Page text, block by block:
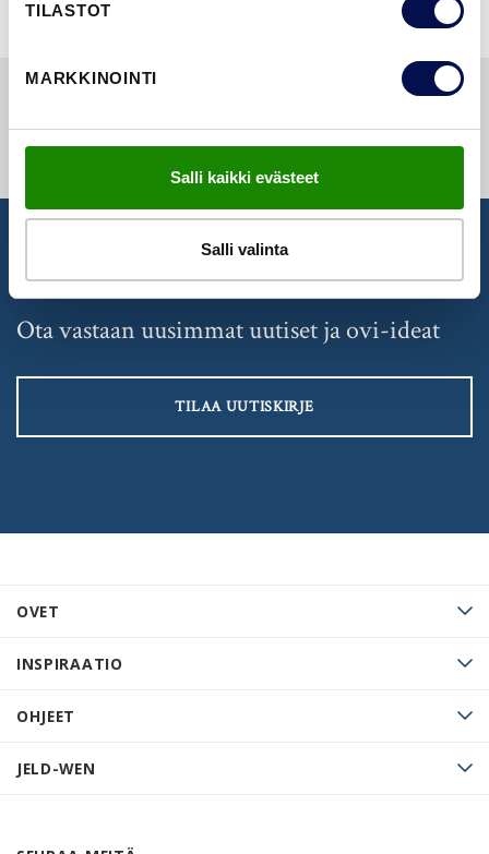
TILASTOT
MARKKINOINTI
Salli kaikki evästeet
Salli valinta
OVET
INSPIRAATIO
OHJEET
JELD-WEN
UUTISKIRJE
Ota vastaan uusimmat uutiset ja ovi-ideat
TILAA UUTISKIRJE